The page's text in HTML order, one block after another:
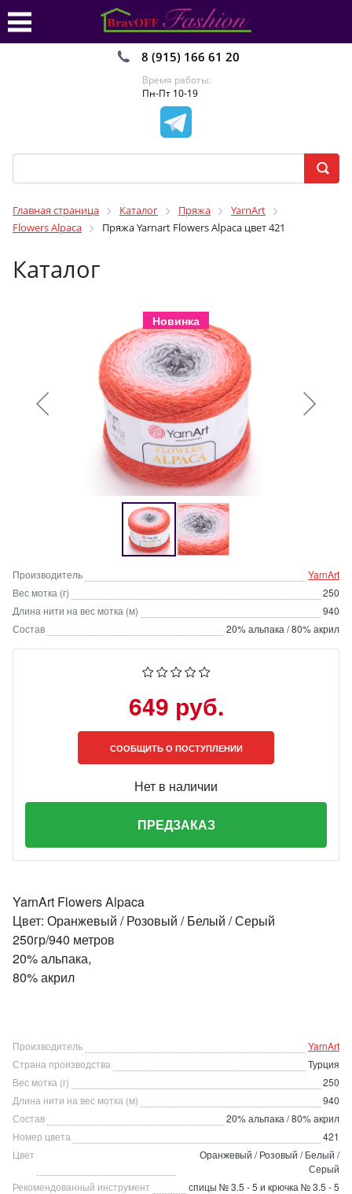
8 (915) 166 61 20
Время работы:
Пн-Пт 10-19
Главная страница Каталог Пряжа
YarnArt
Flowers Alpaca
Пряжа Yarnart Flowers Alpaca цвет 421
Каталог
Новинка
Производитель
YarnArt
Вес мотка (г)
250
Длина нити на вес мотка (м)
940
Состав
20% альпака / 80% акрил
649 руб.
СООБЩИТЬ О ПОСТУПЛЕНИИ
Нет в наличии
ПРЕДЗАКАЗ
YarnArt Flowers Alpaca
Цвет: Оранжевый / Розовый / Белый / Серый
250гр/940 метров
20% альпака,
80% акрил
Производитель
YarnArt
Страна производства
Турция
Вес мотка (г)
250
Длина нити на вес мотка (м)
940
Состав
20% альпака / 80% акрил
Номер цвета
421
Цвет
Оранжевый / Розовый / Белый /
Серый
Рекомендованный инструмент
спицы № 3.5 - 5 и крючка № 3.5 - 5